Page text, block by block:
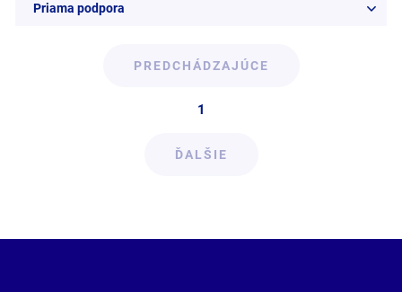
Priama podpora
PREDCHÁDZAJÚCE
1
ĎALŠIE